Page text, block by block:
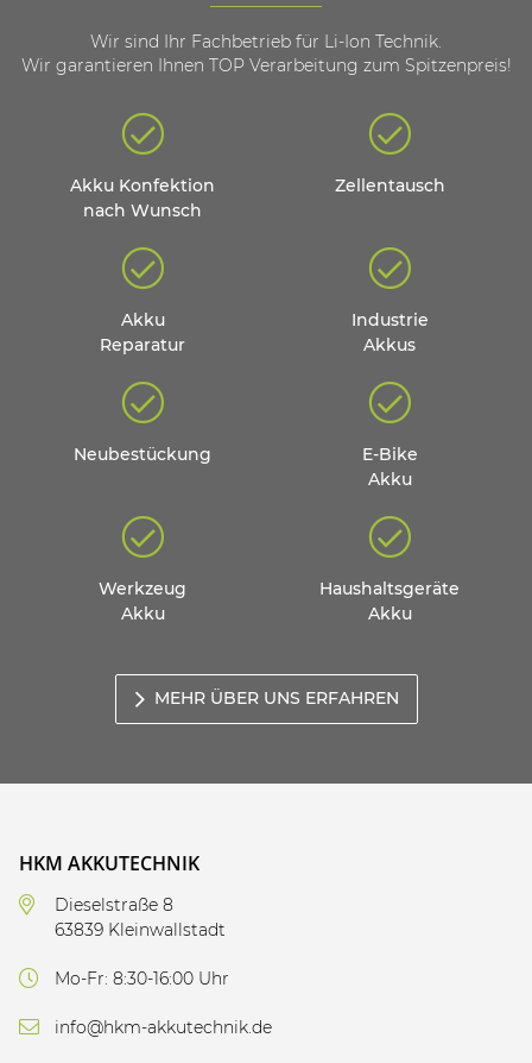
Wir sind Ihr Fachbetrieb für Li-Ion Technik.
Wir garantieren Ihnen TOP Verarbeitung zum Spitzenpreis!
Akku Konfektion
nach Wunsch
Zellentausch
Akku
Reparatur
Industrie
Akkus
Neubestückung
E-Bike
Akku
Werkzeug
Akku
Haushaltsgeräte
Akku
MEHR ÜBER UNS ERFAHREN
HKM AKKUTECHNIK
Dieselstraße 8
63839 Kleinwallstadt
Mo-Fr: 8:30-16:00 Uhr
info@hkm-akkutechnik.de